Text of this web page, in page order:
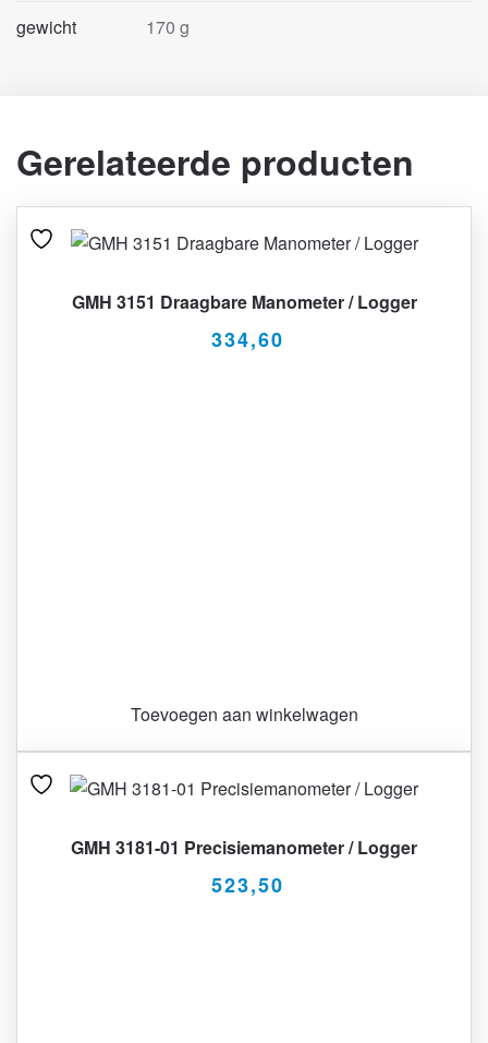
gewicht 170 g
Gerelateerde producten
GMH 3151 Draagbare Manometer / Logger
334,60
Toevoegen aan winkelwagen
GMH 3181-01 Precisiemanometer / Logger
523,50